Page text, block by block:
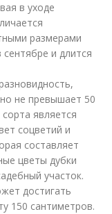
в уходе
размерами
и длится
не превышает 50
является
соцветий и
составляет
цветы дубки
участок.
достигать
150 сантиметров.